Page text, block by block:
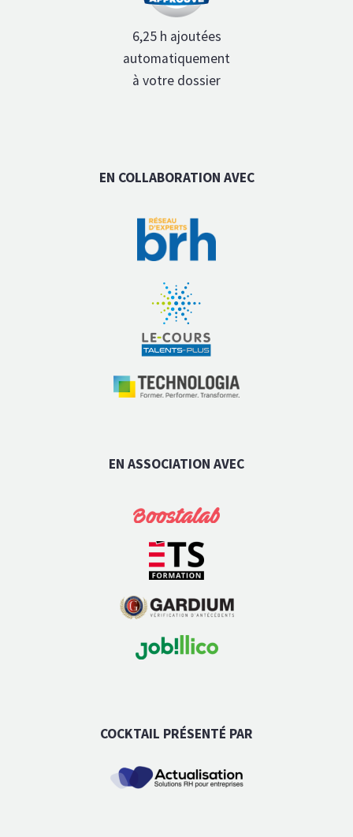
6,25 h ajoutées
automatiquement
à votre dossier
EN COLLABORATION AVEC
EN ASSOCIATION AVEC
COCKTAIL PRÉSENTÉ PAR